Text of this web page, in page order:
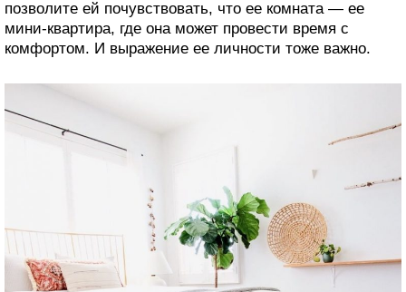
позволите ей почувствовать, что ее комната — ее
мини-квартира, где она может провести время с
комфортом. И выражение ее личности тоже важно.